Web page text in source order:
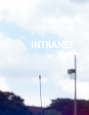
INTRANET